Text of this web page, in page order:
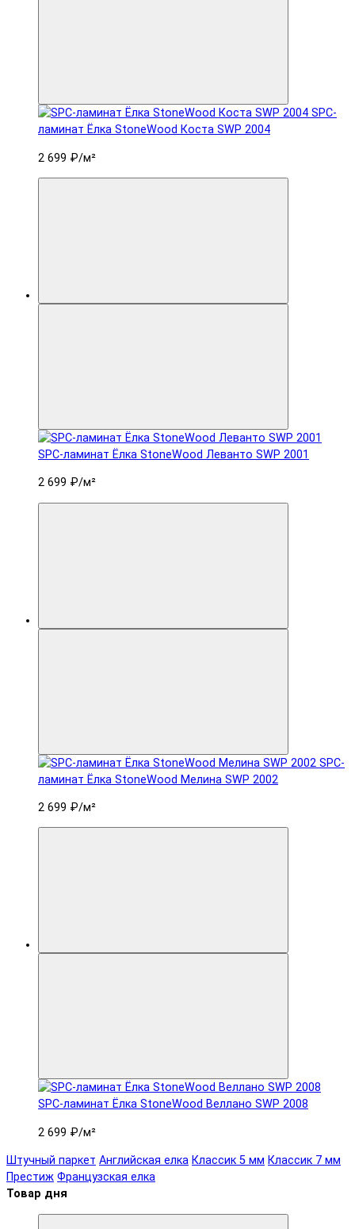
SPC-
ламинат Ëлка StoneWood Коста SWP 2004
2 699 ₽/м²
SPC-ламинат Ëлка StoneWood Леванто SWP 2001
2 699 ₽/м²
SPC-
ламинат Ëлка StoneWood Мелина SWP 2002
2 699 ₽/м²
SPC-ламинат Ëлка StoneWood Веллано SWP 2008
2 699 ₽/м²
Штучный паркет Английская елка Классик 5 мм Классик 7 мм
Престиж Французская елка
Товар дня